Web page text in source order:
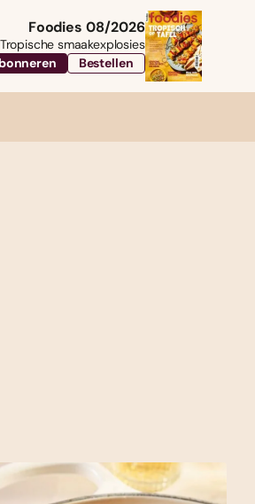
Foodies 08/2026
Tropische smaakexplosies
Bestellen